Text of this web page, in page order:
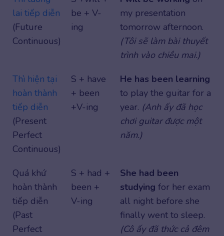
lai tiếp diễn
(Future
Continuous)
be + V-
ing
my presentation
tomorrow afternoon.
(Tôi sẽ làm bài thuyết
trình vào chiều mai.)
Thì hiện tại
hoàn thành
tiếp diễn
(Present
Perfect
Continuous)
S + have
+ been
+V-ing
He has been learning
to play the guitar for a
year. (Anh ấy đã học
chơi guitar được một
năm.)
Quá khứ
hoàn thành
tiếp diễn
(Past
Perfect
S + had +
been +
V-ing
She had been
studying for her exam
all night before she
finally went to sleep.
(Cô ấy đã thức cả đêm